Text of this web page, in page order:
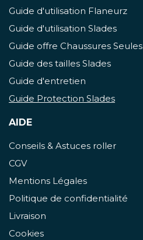
Guide d'utilisation Flaneurz
Guide d'utilisation Slades
Guide offre Chaussures Seules
Guide des tailles Slades
Guide d'entretien
Guide Protection Slades
AIDE
Conseils & Astuces roller
CGV
Mentions Légales
Politique de confidentialité
Livraison
Cookies